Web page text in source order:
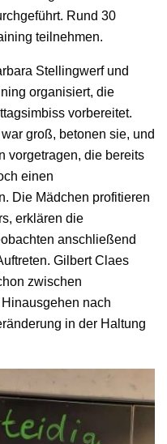
Rund 30
teilnehmen.
Stellingwerf und
organisiert, die
vorbereitet.
groß, betonen sie, und
vorgetragen, die bereits
einen
Die Mädchen profitieren
erklären die
anschließend
Gilbert Claes
zwischen
nach
in der Haltung